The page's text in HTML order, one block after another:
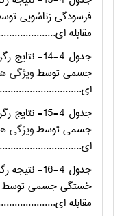
فرسودگی زناشویی
مقابله
جدول 4-14-
جسمی توسطویژگی
جدول 4-15-
جسمی توسطویژگی
جدول 4-16-
خستگی جسمی توسط
مقابله